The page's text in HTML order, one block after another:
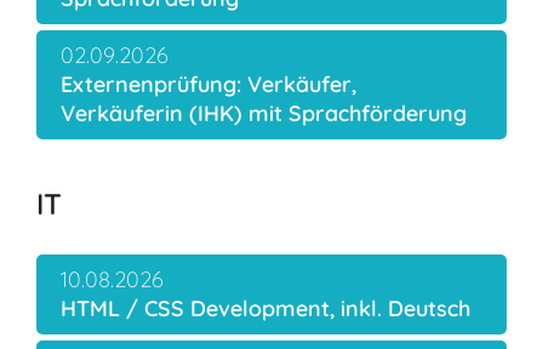
Externenprüfung: Verkäufer,
Verkäuferin (IHK) mit Sprachförderung
02.09.2026
IT
HTML / CSS Development, inkl. Deutsch
10.08.2026